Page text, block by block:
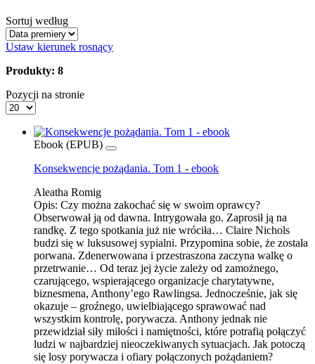
Sortuj według
Ustaw kierunek rosnący
Produkty: 8
Pozycji na stronie
Ebook (EPUB)
Konsekwencje pożądania. Tom 1 - ebook
Aleatha Romig
Opis: Czy można zakochać się w swoim oprawcy?
Obserwował ją od dawna. Intrygowała go. Zaprosił ją na
randkę. Z tego spotkania już nie wróciła… Claire Nichols
budzi się w luksusowej sypialni. Przypomina sobie, że została
porwana. Zdenerwowana i przestraszona zaczyna walkę o
przetrwanie… Od teraz jej życie zależy od zamożnego,
czarującego, wspierającego organizacje charytatywne,
biznesmena, Anthony’ego Rawlingsa. Jednocześnie, jak się
okazuje – groźnego, uwielbiającego sprawować nad
wszystkim kontrolę, porywacza. Anthony jednak nie
przewidział siły miłości i namiętności, które potrafią połączyć
ludzi w najbardziej nieoczekiwanych sytuacjach. Jak potoczą
się losy porywacza i ofiary połączonych pożądaniem?